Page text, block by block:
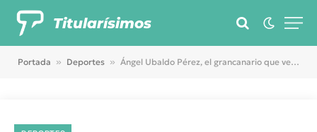
Titularísimos
Portada » Deportes » Ángel Ubaldo Pérez, el grancanario que venció el acoso escolar gracias al Aikido